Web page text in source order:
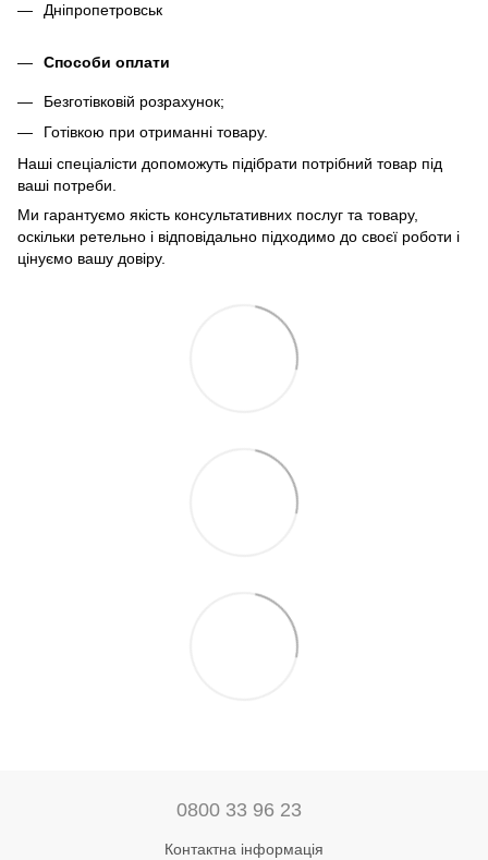
Дніпропетровськ
Способи оплати
Безготівковій розрахунок;
Готівкою при отриманні товару.
Наші спеціалісти допоможуть підібрати потрібний товар під
ваші потреби.
Ми гарантуємо якість консультативних послуг та товару,
оскільки ретельно і відповідально підходимо до своєї роботи і
цінуємо вашу довіру.
0800 33 96 23
Контактна інформація